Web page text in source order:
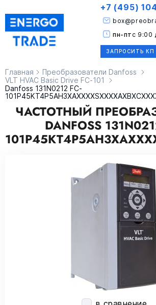
ЗАПРОСИТЬ КП
+7 (495)
пн-пт с 9:00
Главная
Преобразователи Danfoss
VLT HVAC Basic Drive FC-101
Danfoss 131N0212 FC-
ЧАСТОТНЫЙ
DANFOSS